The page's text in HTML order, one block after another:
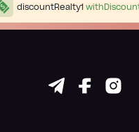
discountRealty1